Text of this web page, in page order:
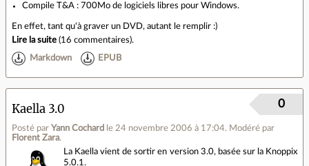
Compile T&A : 700Mo de logiciels libres pour Windows.
En effet, tant qu'à graver un DVD, autant le remplir :)
Lire la suite (16 commentaires).
Markdown EPUB
Kaella 3.0
Posté par Yann Cochard le 24 novembre 2006 à 17:04. Modéré par
Florent Zara.
0
La Kaella vient de sortir en version 3.0, basée sur la Knoppix
5.0.1.